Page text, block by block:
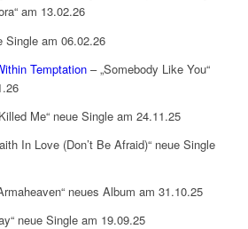
am 13.02.26
Single am 06.02.26
Temptation– „Somebody Like You“
Me“ neue Single am 24.11.25
In Love (Don’t Be Afraid)“ neue Single
neues Album am 31.10.25
neue Single am 19.09.25